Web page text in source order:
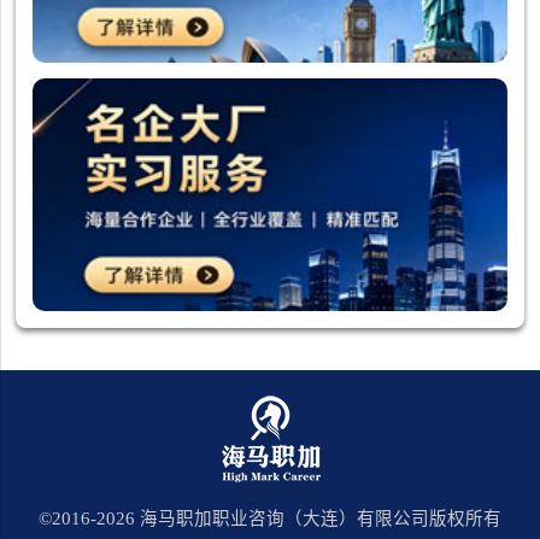
©2016-2026 海马职加职业咨询（大连）有限公司版权所有